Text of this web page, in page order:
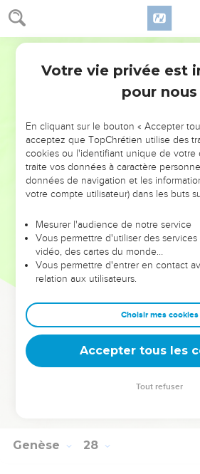
Genèse 27
arrivera que lorsque tu seras devenu
joug de dessus ton cou.
Jacob s'enfuit chez son
Et Ésaü eut Jacob en haine, à
dont son père l'avait béni ; et Ésaü dit
jours du deuil de mon père
mon frère.
Et on rapporta à Rebecca les
et elle envoya, et appela Jacob, son
Voici, Ésaü, ton frère, se console à
Et maintenant, mon fils, écoute ma
chez Laban, mon frère à Charan ;
et tu demeureras avec lui quelques
la fureur de ton frère se détourne,
jusqu'à ce que la colère de ton
qu'il oublie ce que tu lui as fait, et que
tire de là. Pourquoi serais-je privée
Et Rebecca dit à Isaac ; J'ai la vie en
filles de Heth. Si Jacob prend une
Genèse 28
Votre vie privée est
pour nous
En cliquant sur le bouton « Accepter
acceptez que TopChrétien utilise des
cookies ou l'identifiant unique de votre
traite vos données à caractère
données de navigation et les
votre compte utilisateur) dans les buts
Mesurer l'audience de notre service
Vous permettre d'utiliser des
vidéo, des cartes du monde…
Vous permettre d'entrer en contact
relation aux utilisateurs.
Choisir mes cookies
Accepter tous les
Tout refuser